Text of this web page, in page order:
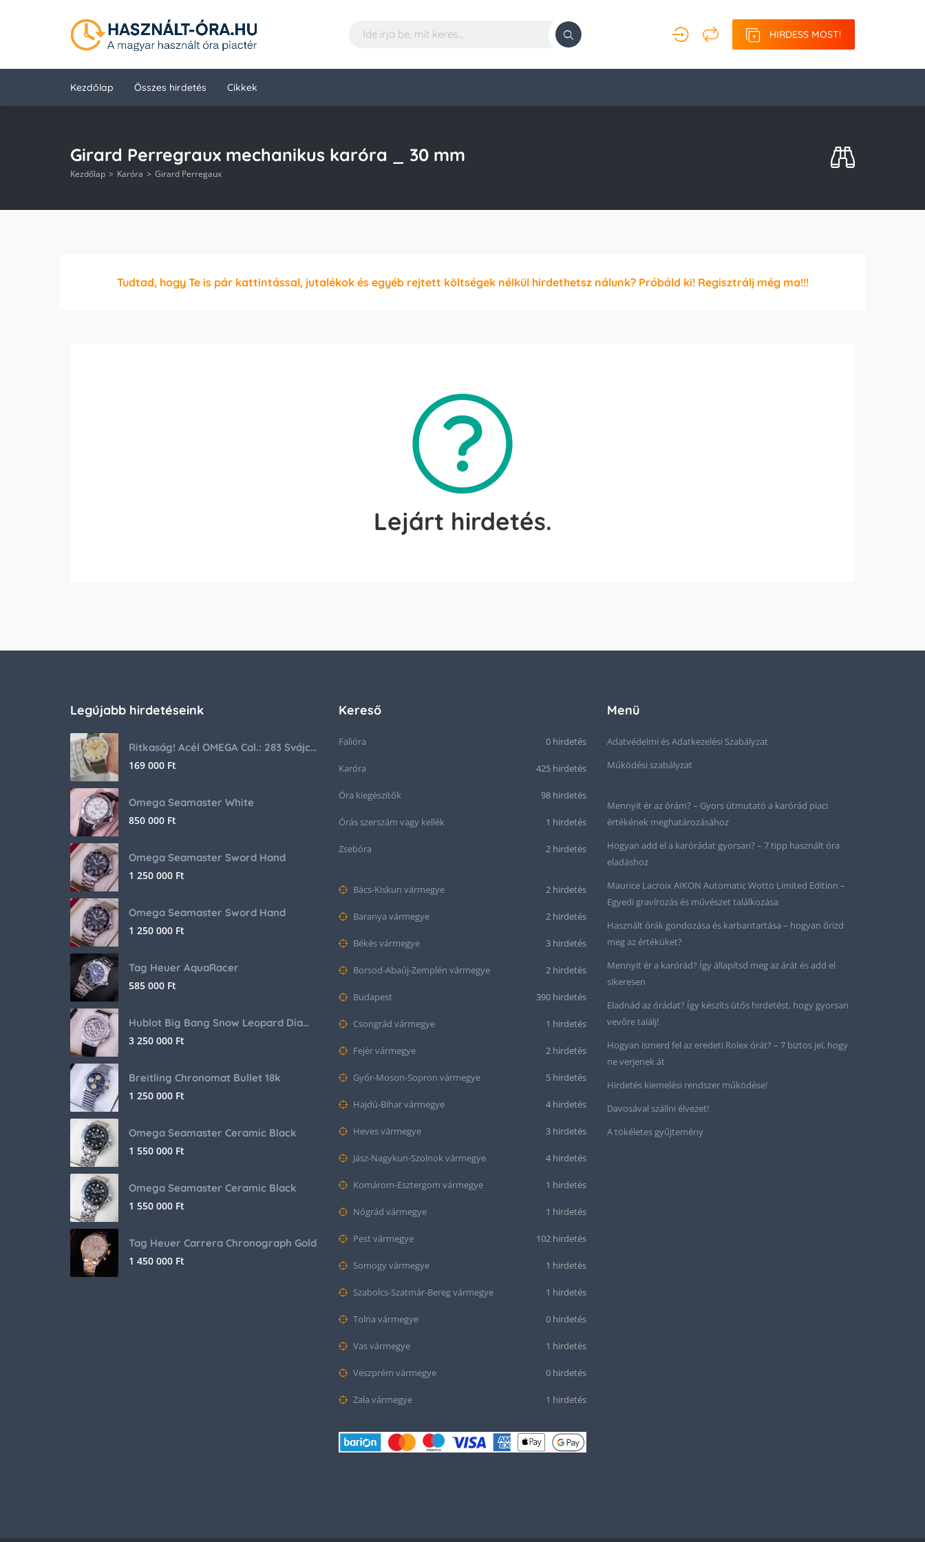
HIRDESS MOST!
Kezdőlap Összes hirdetés Cikkek
Girard Perregraux mechanikus karóra _ 30 mm
Kezdőlap Karóra Girard Perregaux
Tudtad, hogy Te is pár kattintással, jutalékok és egyéb rejtett költségek nélkül hirdethetsz nálunk? Próbáld ki! Regisztrálj még ma!!!
Lejárt hirdetés.
Legújabb hirdetéseink
Ritkaság! Acél OMEGA Cal.: 283 Svájci karóra 1953-ból!
169 000 Ft
Omega Seamaster White
850 000 Ft
Omega Seamaster Sword Hand
1 250 000 Ft
Omega Seamaster Sword Hand
1 250 000 Ft
Tag Heuer AquaRacer
585 000 Ft
Hublot Big Bang Snow Leopard Diamond
3 250 000 Ft
Breitling Chronomat Bullet 18k
1 250 000 Ft
Omega Seamaster Ceramic Black
1 550 000 Ft
Omega Seamaster Ceramic Black
1 550 000 Ft
Tag Heuer Carrera Chronograph Gold
1 450 000 Ft
Kereső
Falióra 0 hirdetés
Karóra 425 hirdetés
Óra kiegészítők 98 hirdetés
Órás szerszám vagy kellék 1 hirdetés
Zsebóra 2 hirdetés
Bács-Kiskun vármegye 2 hirdetés
Baranya vármegye 2 hirdetés
Békés vármegye 3 hirdetés
Borsod-Abaúj-Zemplén vármegye 2 hirdetés
Budapest 390 hirdetés
Csongrád vármegye 1 hirdetés
Fejér vármegye 2 hirdetés
Győr-Moson-Sopron vármegye 5 hirdetés
Hajdú-Bihar vármegye 4 hirdetés
Heves vármegye 3 hirdetés
Jász-Nagykun-Szolnok vármegye 4 hirdetés
Komárom-Esztergom vármegye 1 hirdetés
Nógrád vármegye 1 hirdetés
Pest vármegye 102 hirdetés
Somogy vármegye 1 hirdetés
Szabolcs-Szatmár-Bereg vármegye 1 hirdetés
Tolna vármegye 0 hirdetés
Vas vármegye 1 hirdetés
Veszprém vármegye 0 hirdetés
Zala vármegye 1 hirdetés
Menü
Adatvédelmi és Adatkezelési Szabályzat
Működési szabályzat
Mennyit ér az órám? – Gyors útmutató a karórád piaci
értékének meghatározásához
Hogyan add el a karórádat gyorsan? – 7 tipp használt óra
eladáshoz
Maurice Lacroix AIKON Automatic Wotto Limited Edition –
Egyedi gravírozás és művészet találkozása
Használt órák gondozása és karbantartása – hogyan őrizd
meg az értéküket?
Mennyit ér a karórád? Így állapítsd meg az árát és add el
sikeresen
Eladnád az órádat? Így készíts ütős hirdetést, hogy gyorsan
vevőre találj!
Hogyan ismerd fel az eredeti Rolex órát? – 7 biztos jel, hogy
ne verjenek át
Hirdetés kiemelési rendszer működése!
Davosával szállni élvezet!
A tökéletes gyűjtemény